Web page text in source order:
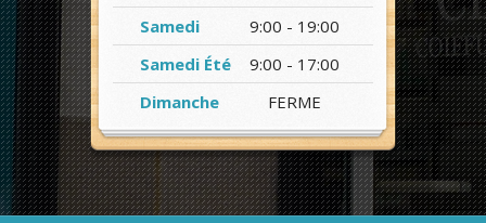
Samedi
9:00 - 19:00
Samedi Été
9:00 - 17:00
Dimanche
FERME